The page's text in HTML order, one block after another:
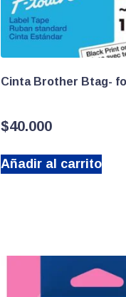
Cinta Brother Btag-
$40.000
Añadir al carrito